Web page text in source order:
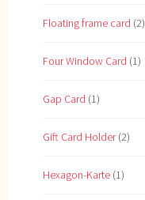
Floating frame card (2)
Four Window Card (1)
Gap Card (1)
Gift Card Holder(2)
Hexagon-Karte (1)